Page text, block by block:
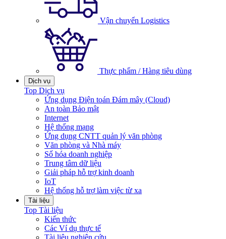
Vận chuyển Logistics
Thực phẩm / Hàng tiêu dùng
Dịch vụ
Top Dịch vụ
Ứng dụng Điện toán Đám mây (Cloud)
An toàn Bảo mật
Internet
Hệ thống mạng
Ứng dụng CNTT quản lý văn phòng
Văn phòng và Nhà máy
Số hóa doanh nghiệp
Trung tâm dữ liệu
Giải pháp hỗ trợ kinh doanh
IoT
Hệ thống hỗ trợ làm việc từ xa
Tài liệu
Top Tài liệu
Kiến thức
Các Ví dụ thực tế
Tài liệu nghiên cứu